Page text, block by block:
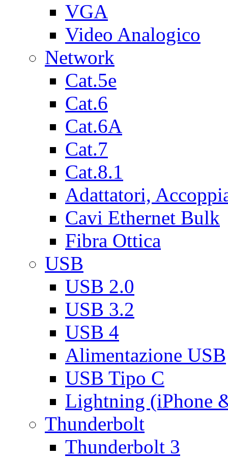
VGA
Video Analogico
Network
Cat.5e
Cat.6
Cat.6A
Cat.7
Cat.8.1
Adattatori,
Cavi Ethernet Bulk
Fibra Ottica
USB
USB 2.0
USB 3.2
USB 4
Alimentazione USB
USB Tipo C
Lightning (iPhone
Thunderbolt
Thunderbolt 3